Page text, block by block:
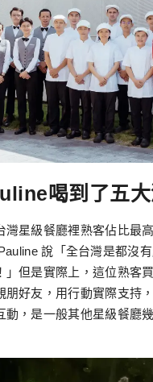
喝到了五
灣星級餐廳裡熟客佔比最
說「全台灣是都沒
」但是實際上，這位熟客
朋好友，用行動實際支持
動，是一般其他星級餐廳